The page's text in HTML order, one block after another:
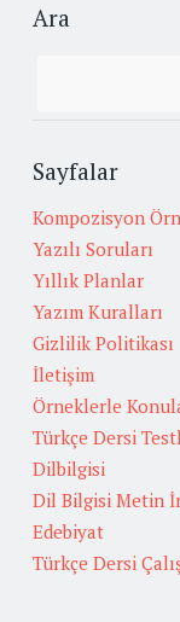
Ara
Sayfalar
Kompozisyon
Yazılı Soruları
Yıllık Planlar
Yazım Kuralları
Gizlilik Politikası
İletişim
Örneklerle
Türkçe Dersi
Dilbilgisi
Dil Bilgisi Metin
Edebiyat
Türkçe Dersi